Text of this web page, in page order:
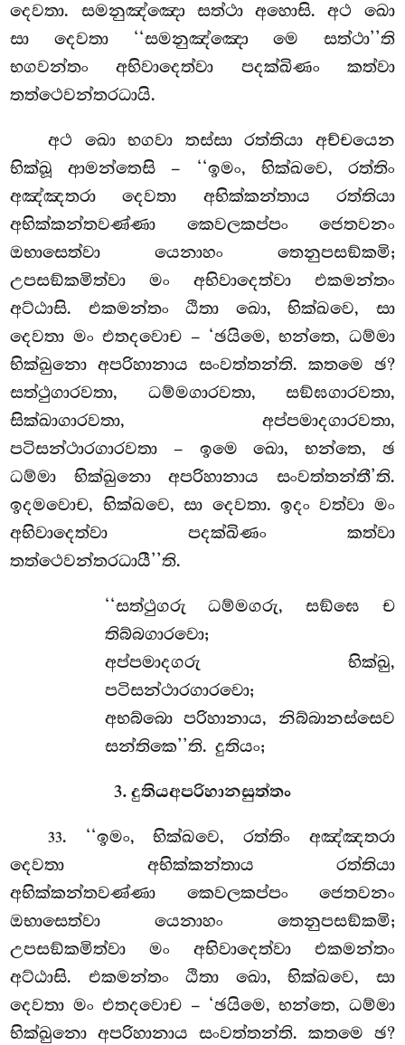
දෙවතා. සමනුඤ්ඤො සත්ථා අහොසි. අථ ඛො
සා දෙවතා ‘‘සමනුඤ්ඤො මෙ සත්ථා’’ති
භගවන්තං අභිවාදෙත්වා පදක්ඛිණං කත්වා
තත්ථෙවන්තරධායි.
අථ ඛො භගවා තස්සා රත්තියා අච්චයෙන
භික්ඛූ ආමන්තෙසි – ‘‘ඉමං, භික්ඛවෙ, රත්තිං
අඤ්ඤතරා දෙවතා අභික්කන්තාය රත්තියා
අභික්කන්තවණ්ණා කෙවලකප්පං ජෙතවනං
ඔභාසෙත්වා යෙනාහං තෙනුපසඞ්කමි;
උපසඞ්කමිත්වා මං අභිවාදෙත්වා එකමන්තං
අට්ඨාසි. එකමන්තං ඨිතා ඛො, භික්ඛවෙ, සා
දෙවතා මං එතදවොච – ‘ඡයිමෙ, භන්තෙ, ධම්මා
භික්ඛුනො අපරිහානාය සංවත්තන්ති. කතමෙ ඡ?
සත්ථුගාරවතා, ධම්මගාරවතා, සඞ්ඝගාරවතා,
සික්ඛාගාරවතා, අප්පමාදගාරවතා,
පටිසන්ථාරගාරවතා – ඉමෙඛො, භන්තෙ, ඡ
ධම්මා භික්ඛුනො අපරිහානාය සංවත්තන්තී’ති.
ඉදමවොච, භික්ඛවෙ, සා දෙවතා. ඉදං වත්වා මං
අභිවාදෙත්වා පදක්ඛිණං කත්වා
තත්ථෙවන්තරධායී’’ති.
‘‘සත්ථුගරුධම්මගරු, සඞ්ඝෙ ච
තිබ්බගාරවො;
අප්පමාදගරු භික්ඛු,
පටිසන්ථාරගාරවො;
අභබ්බො පරිහානාය, නිබ්බානස්සෙව
සන්තිකෙ’’ති. දුතියං;
3. දුතියඅපරිහානසුත්තං
33. ‘‘ඉමං, භික්ඛවෙ, රත්තිං අඤ්ඤතරා
දෙවතා අභික්කන්තාය රත්තියා
අභික්කන්තවණ්ණා කෙවලකප්පං ජෙතවනං
ඔභාසෙත්වා යෙනාහං තෙනුපසඞ්කමි;
උපසඞ්කමිත්වා මං අභිවාදෙත්වා එකමන්තං
අට්ඨාසි. එකමන්තං ඨිතා ඛො, භික්ඛවෙ, සා
දෙවතා මං එතදවොච – ‘ඡයිමෙ, භන්තෙ, ධම්මා
භික්ඛුනො අපරිහානාය සංවත්තන්ති. කතමෙ ඡ?